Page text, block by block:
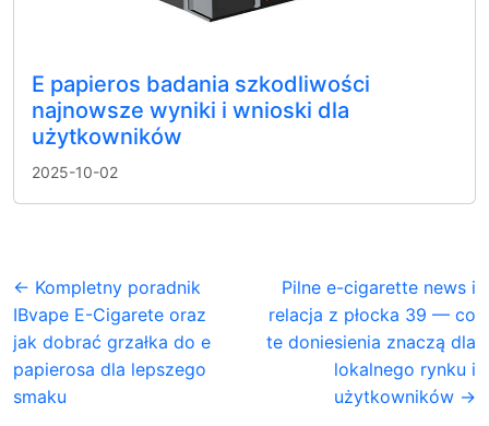
E papieros badania szkodliwości
najnowsze wyniki i wnioski dla
użytkowników
2025-10-02
← Kompletny poradnik
IBvape E-Cigarete oraz
jak dobrać grzałka do e
papierosa dla lepszego
smaku
Pilne e-cigarette news i
relacja z płocka 39 — co
te doniesienia znaczą dla
lokalnego rynku i
użytkowników →